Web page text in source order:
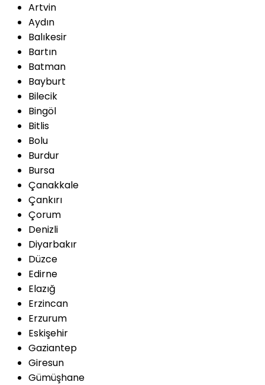
Artvin
Aydın
Balıkesir
Bartın
Batman
Bayburt
Bilecik
Bingöl
Bitlis
Bolu
Burdur
Bursa
Çanakkale
Çankırı
Çorum
Denizli
Diyarbakır
Düzce
Edirne
Elazığ
Erzincan
Erzurum
Eskişehir
Gaziantep
Giresun
Gümüşhane